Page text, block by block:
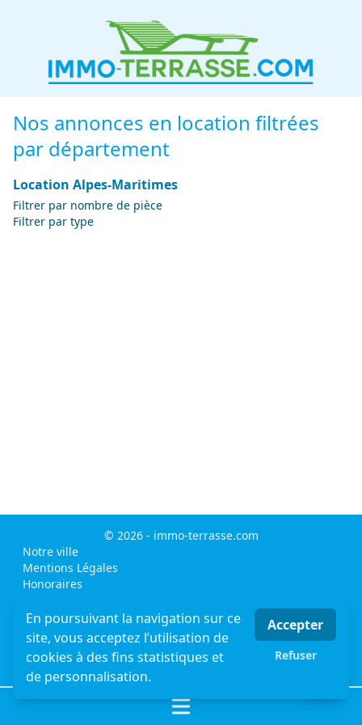
Nos annonces en location filtrées
par département
Location Alpes-Maritimes
Filtrer par nombre de pièce
Filtrer par type
© 2026 - immo-terrasse.com
Notre ville
Mentions Légales
Honoraires
immobilier
sitemap
Appartement nice
Maisons- Villas Nice
En poursuivant la navigation sur ce
site, vous acceptez l’utilisation de
cookies à des fins statistiques et
de personnalisation.
Accepter
Refuser